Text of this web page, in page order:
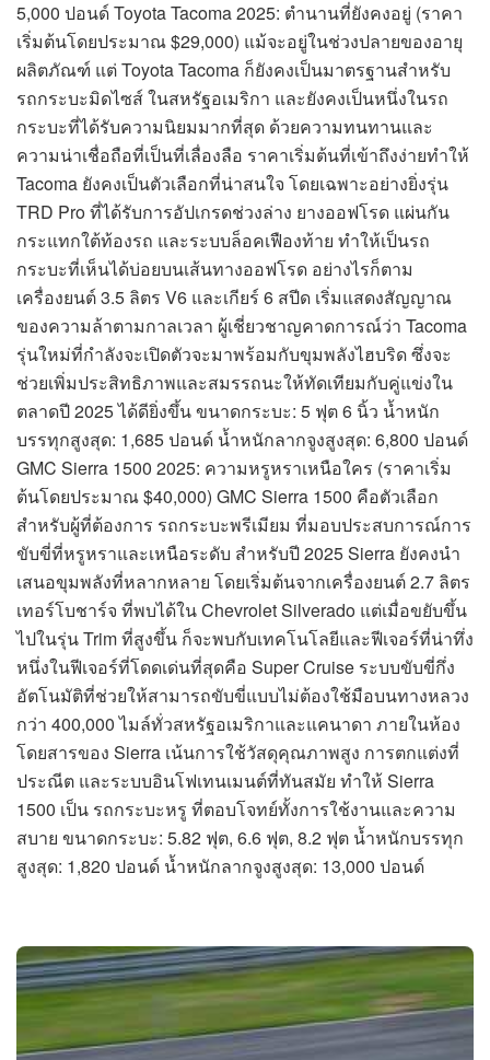
5,000 ปอนด์ Toyota Tacoma 2025: ตำนานที่ยังคงอยู่ (ราคา
เริ่มต้นโดยประมาณ $29,000) แม้จะอยู่ในช่วงปลายของอายุ
ผลิตภัณฑ์ แต่ Toyota Tacoma ก็ยังคงเป็นมาตรฐานสำหรับ
รถกระบะมิดไซส์ ในสหรัฐอเมริกา และยังคงเป็นหนึ่งในรถ
กระบะที่ได้รับความนิยมมากที่สุด ด้วยความทนทานและ
ความน่าเชื่อถือที่เป็นที่เลื่องลือ ราคาเริ่มต้นที่เข้าถึงง่ายทำให้
Tacoma ยังคงเป็นตัวเลือกที่น่าสนใจ โดยเฉพาะอย่างยิ่งรุ่น
TRD Pro ที่ได้รับการอัปเกรดช่วงล่าง ยางออฟโรด แผ่นกัน
กระแทกใต้ท้องรถ และระบบล็อคเฟืองท้าย ทำให้เป็นรถ
กระบะที่เห็นได้บ่อยบนเส้นทางออฟโรด อย่างไรก็ตาม
เครื่องยนต์ 3.5 ลิตร V6 และเกียร์ 6 สปีด เริ่มแสดงสัญญาณ
ของความล้าตามกาลเวลา ผู้เชี่ยวชาญคาดการณ์ว่า Tacoma
รุ่นใหม่ที่กำลังจะเปิดตัวจะมาพร้อมกับขุมพลังไฮบริด ซึ่งจะ
ช่วยเพิ่มประสิทธิภาพและสมรรถนะให้ทัดเทียมกับคู่แข่งใน
ตลาดปี 2025 ได้ดียิ่งขึ้น ขนาดกระบะ: 5 ฟุต 6 นิ้ว น้ำหนัก
บรรทุกสูงสุด: 1,685 ปอนด์ น้ำหนักลากจูงสูงสุด: 6,800 ปอนด์
GMC Sierra 1500 2025: ความหรูหราเหนือใคร (ราคาเริ่ม
ต้นโดยประมาณ $40,000) GMC Sierra 1500 คือตัวเลือก
สำหรับผู้ที่ต้องการ รถกระบะพรีเมียม ที่มอบประสบการณ์การ
ขับขี่ที่หรูหราและเหนือระดับ สำหรับปี 2025 Sierra ยังคงนำ
เสนอขุมพลังที่หลากหลาย โดยเริ่มต้นจากเครื่องยนต์ 2.7 ลิตร
เทอร์โบชาร์จ ที่พบได้ใน Chevrolet Silverado แต่เมื่อขยับขึ้น
ไปในรุ่น Trim ที่สูงขึ้น ก็จะพบกับเทคโนโลยีและฟีเจอร์ที่น่าทึ่ง
หนึ่งในฟีเจอร์ที่โดดเด่นที่สุดคือ Super Cruise ระบบขับขี่กึ่ง
อัตโนมัติที่ช่วยให้สามารถขับขี่แบบไม่ต้องใช้มือบนทางหลวง
กว่า 400,000 ไมล์ทั่วสหรัฐอเมริกาและแคนาดา ภายในห้อง
โดยสารของ Sierra เน้นการใช้วัสดุคุณภาพสูง การตกแต่งที่
ประณีต และระบบอินโฟเทนเมนต์ที่ทันสมัย ทำให้ Sierra
1500 เป็น รถกระบะหรู ที่ตอบโจทย์ทั้งการใช้งานและความ
สบาย ขนาดกระบะ: 5.82 ฟุต, 6.6 ฟุต, 8.2 ฟุต น้ำหนักบรรทุก
สูงสุด: 1,820 ปอนด์ น้ำหนักลากจูงสูงสุด: 13,000 ปอนด์